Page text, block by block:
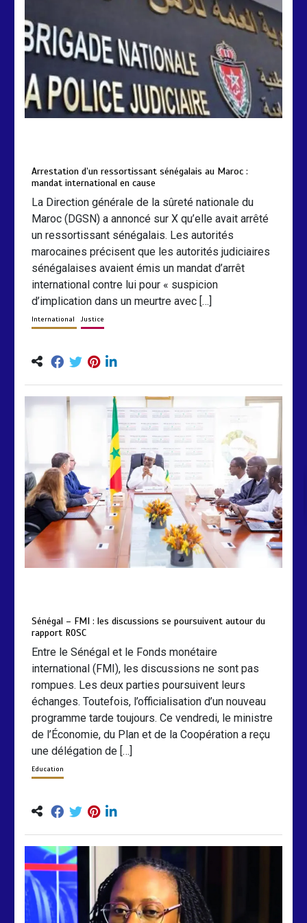
208
Arrestation d’un ressortissant sénégalais au Maroc :
mandat international en cause
La Direction générale de la sûreté nationale du
Maroc (DGSN) a annoncé sur X qu’elle avait arrêté
un ressortissant sénégalais. Les autorités
marocaines précisent que les autorités judiciaires
sénégalaises avaient émis un mandat d’arrêt
international contre lui pour « suspicion
d’implication dans un meurtre avec […]
International Justice
Sénégal – FMI : les discussions se poursuivent autour du
rapport ROSC
Entre le Sénégal et le Fonds monétaire
international (FMI), les discussions ne sont pas
rompues. Les deux parties poursuivent leurs
échanges. Toutefois, l’officialisation d’un nouveau
programme tarde toujours. Ce vendredi, le ministre
de l’Économie, du Plan et de la Coopération a reçu
une délégation de […]
Education